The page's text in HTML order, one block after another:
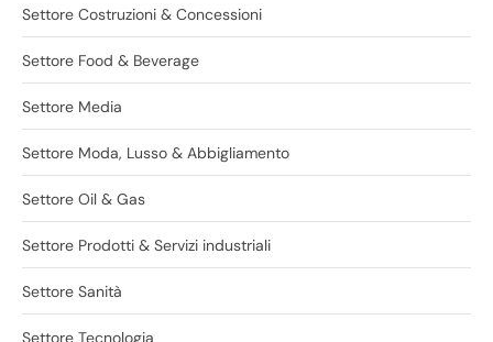
Settore Costruzioni & Concessioni
Settore Food & Beverage
Settore Media
Settore Moda, Lusso & Abbigliamento
Settore Oil & Gas
Settore Prodotti & Servizi industriali
Settore Sanità
Settore Tecnologia